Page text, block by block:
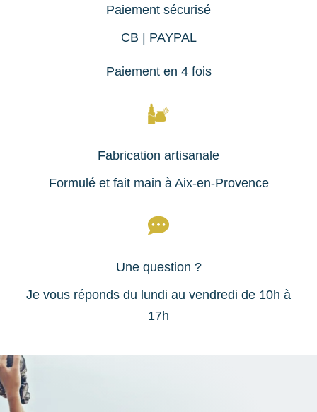
Paiement sécurisé
CB | PAYPAL
Paiement en 4 fois
Fabrication artisanale
Formulé et fait main à Aix-en-Provence

Une question ?
Je vous réponds du lundi au vendredi de 10h à
17h